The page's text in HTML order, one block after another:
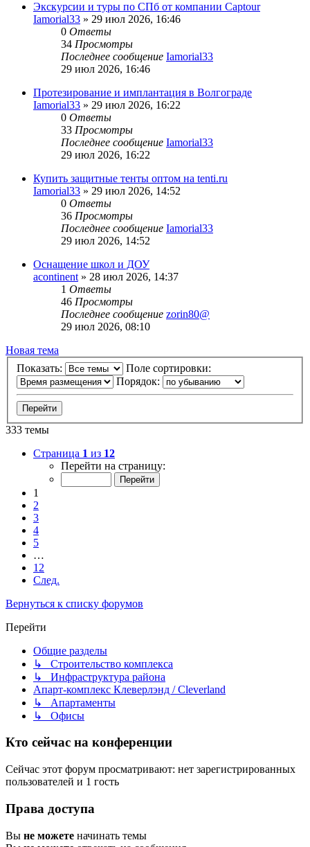
Экскурсии и туры по СПб от компании Captour
Iamorial33 » 29 июл 2026, 16:46
0 Ответы
34 Просмотры
Последнее сообщение Iamorial33
29 июл 2026, 16:46
Протезирование и имплантация в Волгограде
Iamorial33 » 29 июл 2026, 16:22
0 Ответы
33 Просмотры
Последнее сообщение Iamorial33
29 июл 2026, 16:22
Купить защитные тенты оптом на tenti.ru
Iamorial33 » 29 июл 2026, 14:52
0 Ответы
36 Просмотры
Последнее сообщение Iamorial33
29 июл 2026, 14:52
Оснащение школ и ДОУ
acontinent » 28 июл 2026, 14:37
1 Ответы
46 Просмотры
Последнее сообщение zorin80@
29 июл 2026, 08:10
Новая тема
Показать:
Поле сортировки:
Порядок:
333 темы
Страница 1 из 12
Перейти на страницу:
1
2
3
4
5
…
12
След.
Вернуться к списку форумов
Перейти
Общие разделы
↳ Строительство комплекса
↳ Инфраструктура района
Апарт-комплекс Клеверлэнд / Cleverland
↳ Апартаменты
↳ Офисы
Кто сейчас на конференции
Сейчас этот форум просматривают: нет зарегистрированных
пользователей и 1 гость
Права доступа
Вы не можете начинать темы